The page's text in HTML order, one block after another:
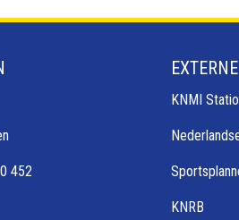
452
KNMI
KNRB